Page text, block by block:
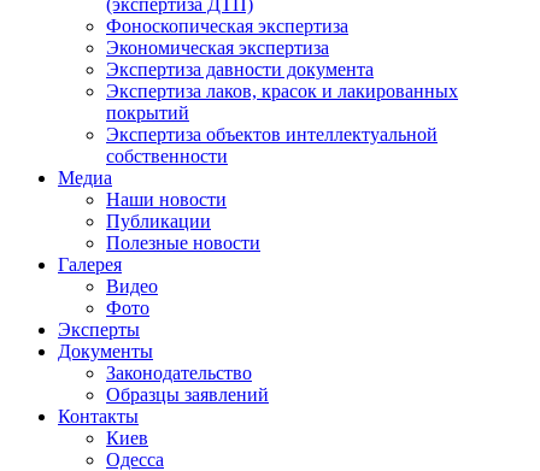
Фоноскопическая экспертиза
Экономическая экспертиза
Экспертиза давности документа
Экспертиза лаков, красок и лакированных
покрытий
Экспертиза объектов интеллектуальной
собственности
Медиа
Наши новости
Публикации
Полезные новости
Галерея
Видео
Фото
Эксперты
Документы
Законодательство
Образцы заявлений
Контакты
Киев
Одесса